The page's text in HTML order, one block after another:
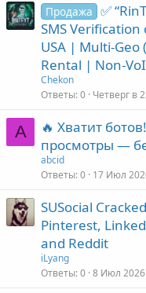
Продажа ✅
SMS
USA | Multi-Geo
Rental | Non-
Chekon
Ответы 0 Четверг в
A
🔥 Хватит
просмотры —
abcid
Ответы 0 17 Июл
SUSocial
Pinterest,
and Reddit
iLyang
Ответы 0 8 Июл 2026